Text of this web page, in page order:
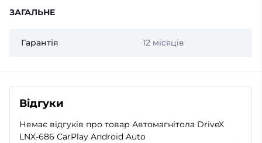
ЗАГАЛЬНЕ
Гарантія 12 місяців
Відгуки
Немає відгуків про товар Автомагнітола DriveX
LNX-686 CarPlay Android Auto